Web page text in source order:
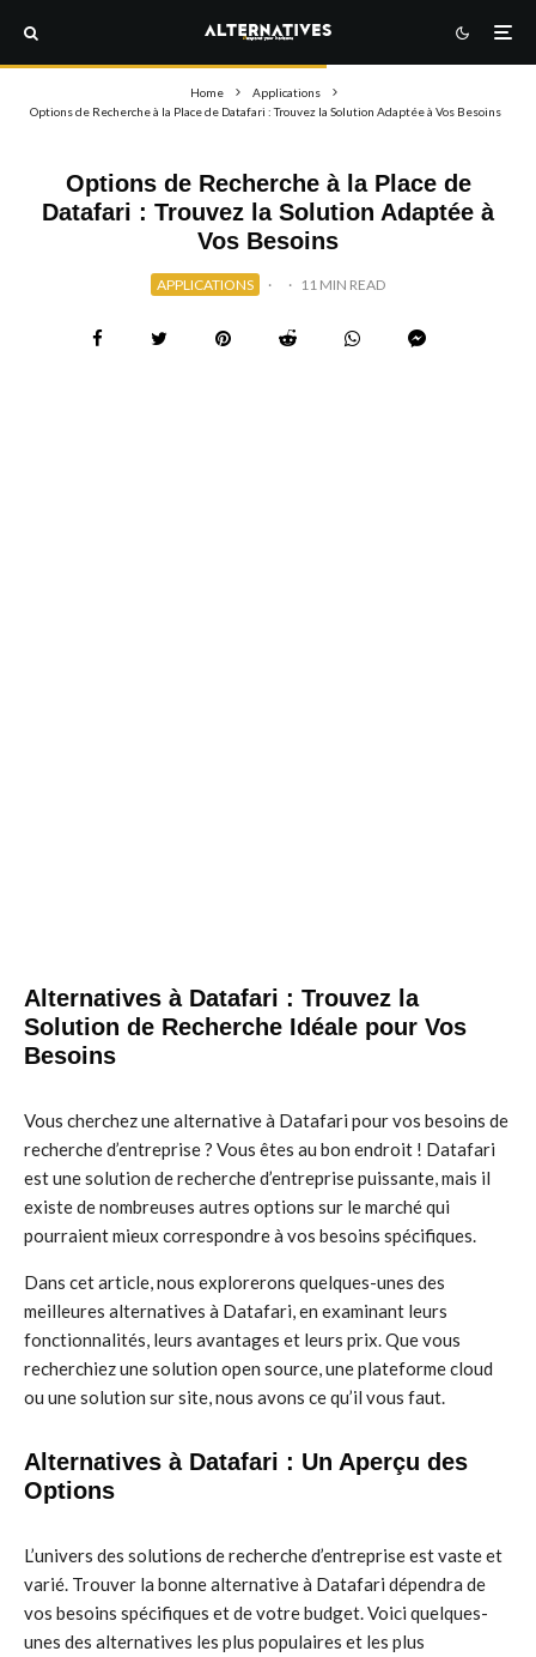
Home
Applications
Options de Recherche à la Place de Datafari : Trouvez la Solution Adaptée à Vos Besoins
Options de Recherche à la Place de
Datafari : Trouvez la Solution Adaptée à
Vos Besoins
APPLICATIONS · · 11 MIN READ
Alternatives à Datafari : Trouvez la
Solution de Recherche Idéale pour Vos
Besoins
Vous cherchez une alternative à Datafari pour vos besoins de
recherche d’entreprise ? Vous êtes au bon endroit ! Datafari
est une solution de recherche d’entreprise puissante, mais il
existe de nombreuses autres options sur le marché qui
pourraient mieux correspondre à vos besoins spécifiques.
Dans cet article, nous explorerons quelques-unes des
meilleures alternatives à Datafari, en examinant leurs
fonctionnalités, leurs avantages et leurs prix. Que vous
recherchiez une solution open source, une plateforme cloud
ou une solution sur site, nous avons ce qu’il vous faut.
Alternatives à Datafari : Un Aperçu des
Options
L’univers des solutions de recherche d’entreprise est vaste et
varié. Trouver la bonne alternative à Datafari dépendra de
vos besoins spécifiques et de votre budget. Voici quelques-
unes des alternatives les plus populaires et les plus